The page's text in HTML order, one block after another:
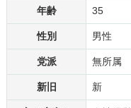
年齢 35
性別 男性
党派 無所属
新旧 新